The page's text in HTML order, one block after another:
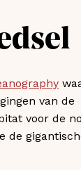
van de
voor de
de